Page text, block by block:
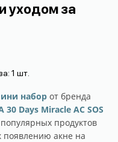
уходом за
: 1 шт.
наборот бренда
30 Days Miracle AC SOS
продуктов
появлению акне на